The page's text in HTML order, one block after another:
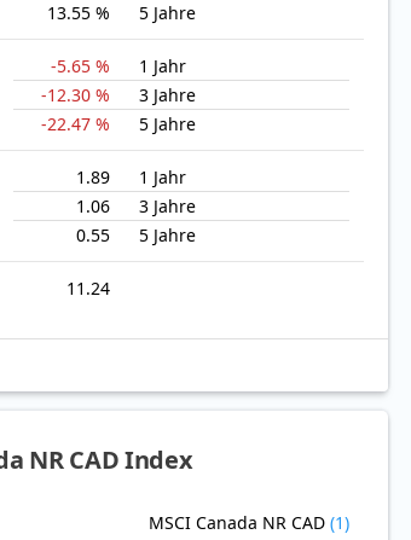
13.55 %
5 Jahre
-5.65 %
1 Jahr
-12.30 %
3 Jahre
-22.47 %
5 Jahre
1.89
1 Jahr
1.06
3 Jahre
0.55
5 Jahre
11.24
NR CAD Index
MSCI Canada NR CAD (1)